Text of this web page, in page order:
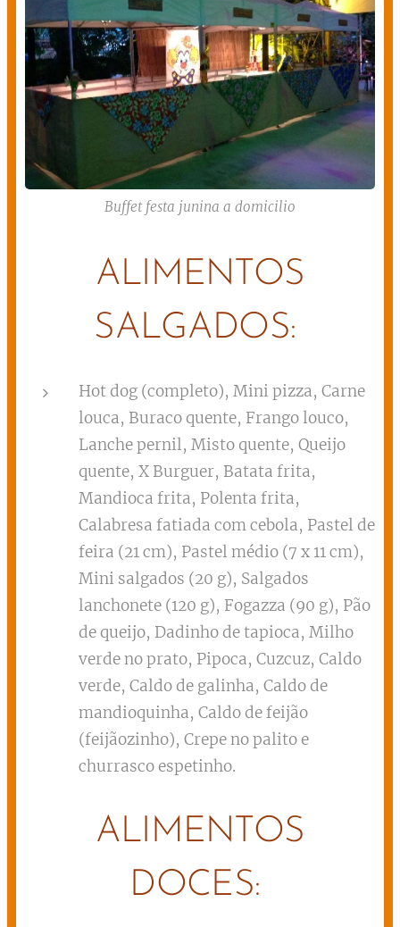
Buffet festa junina a domicilio
ALIMENTOS
SALGADOS:
Hot dog (completo), Mini pizza, Carne
louca, Buraco quente, Frango louco,
Lanche pernil, Misto quente, Queijo
quente, X Burguer, Batata frita,
Mandioca frita, Polenta frita,
Calabresa fatiada com cebola, Pastel de
feira (21 cm), Pastel médio (7 x 11 cm),
Mini salgados (20 g), Salgados
lanchonete (120 g), Fogazza (90 g), Pão
de queijo, Dadinho de tapioca, Milho
verde no prato, Pipoca, Cuzcuz, Caldo
verde, Caldo de galinha, Caldo de
mandioquinha, Caldo de feijão
(feijãozinho), Crepe no palito e
churrasco espetinho.
ALIMENTOS
DOCES: